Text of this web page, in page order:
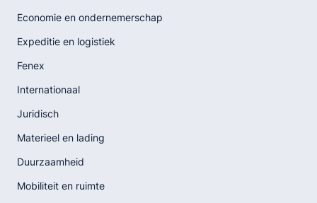
Economie en ondernemerschap
Expeditie en logistiek
Fenex
Internationaal
Juridisch
Materieel en lading
Duurzaamheid
Mobiliteit en ruimte